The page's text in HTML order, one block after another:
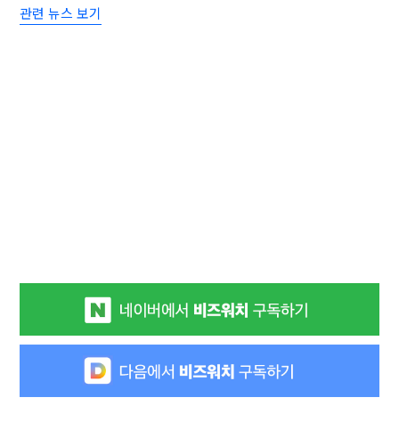
관련 뉴스 보기